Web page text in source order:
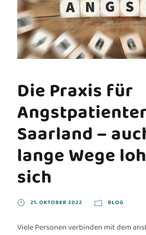
Die Praxis für
Saarland –
lange Wege
sich
21. OKTOBER 2022 BLOG
Viele Personen verbinden mit dem